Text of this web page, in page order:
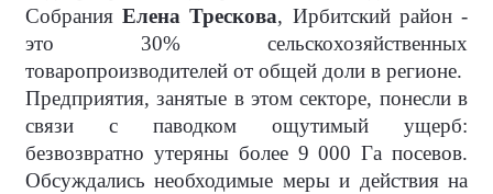
Собрания Елена Трескова, Ирбитский район -
это 30% сельскохозяйственных
товаропроизводителей от общей доли в регионе.
Предприятия, занятые в этом секторе, понесли в
связи с паводком ощутимый ущерб:
безвозвратно утеряны более 9 000 Га посевов.
Обсуждались необходимые меры и действия на